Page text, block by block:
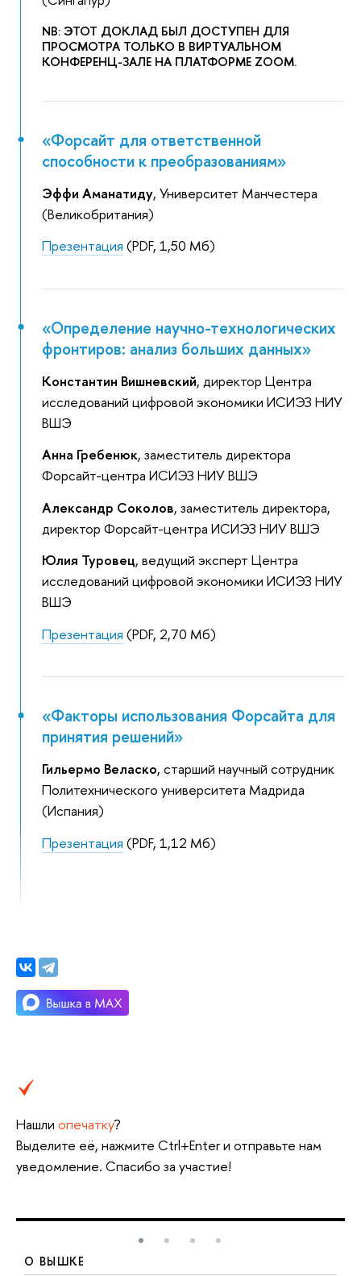
NB:ЭТОТ ДОКЛАД БЫЛ ДОСТУПЕН ДЛЯ
ПРОСМОТРА ТОЛЬКО В ВИРТУАЛЬНОМ
КОНФЕРЕНЦ-ЗАЛЕ НА ПЛАТФОРМЕ ZOOM.
«Форсайт для ответственной
способности к преобразованиям»
Эффи Аманатиду, Университет Манчестера
(Великобритания)
Презентация (PDF, 1,50 Мб)
«Определение научно-технологических
фронтиров: анализ больших данных»
Константин Вишневский, директор Центра
исследований цифровой экономики ИСИЭЗ НИУ
ВШЭ
Анна Гребенюк, заместитель директора
Форсайт-центра ИСИЭЗ НИУ ВШЭ
Александр Соколов, заместитель директора,
директор Форсайт-центра ИСИЭЗ НИУ ВШЭ
Юлия Туровец, ведущий эксперт Центра
исследований цифровой экономики ИСИЭЗ НИУ
ВШЭ
Презентация (PDF, 2,70 Мб)
«Факторы использования Форсайта для
принятия решений»
Гильермо Веласко, старший научный сотрудник
Политехнического университета Мадрида
(Испания)
Презентация (PDF, 1,12 Мб)
Нашли опечатку?
Выделите её, нажмите Ctrl+Enter и отправьте нам
уведомление. Спасибо за участие!
О ВЫШКЕ